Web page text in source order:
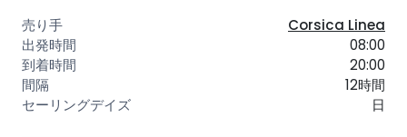
Corsica Linea
08:00
20:00
12時間
日